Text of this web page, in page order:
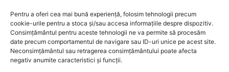
Pentru a oferi cea mai bună experiență, folosim tehnologii precum
cookie-urile pentru a stoca și/sau accesa informațiile despre dispozitiv.
Consimțământul pentru aceste tehnologii ne va permite să procesăm
date precum comportamentul de navigare sau ID-uri unice pe acest site.
Neconsimțământul sau retragerea consimțământului poate afecta
negativ anumite caracteristici și funcții.
români”, subliniază preşedintele AEI.
Realitatea